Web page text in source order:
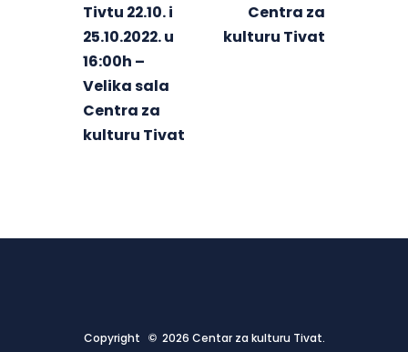
Tivtu 22.10. i
25.10.2022. u
16:00h –
Velika sala
Centra za
kulturu Tivat
Centra za
kulturu Tivat
Copyright © 2026 Centar za kulturu Tivat.